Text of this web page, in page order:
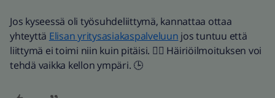
Jos kyseessä oli työsuhdeliittymä, kannattaa ottaa
yhteyttä Elisan yritysasiakaspalveluun jos tuntuu että
liittymä ei toimi niin kuin pitäisi. 👍🏼 Häiriöilmoituksen voi
tehdä vaikka kellon ympäri. 🕒